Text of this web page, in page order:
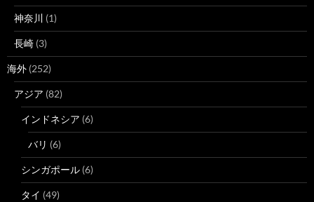
神奈川 (1)
長崎 (3)
海外 (252)
アジア (82)
インドネシア (6)
バリ (6)
シンガポール (6)
タイ (49)